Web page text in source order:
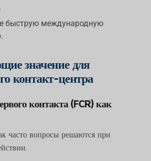
быструю международную
значение для
контакт-центра
контакта (FCR) как
часто вопросы решаются при